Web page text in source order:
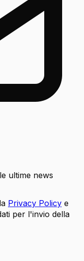
ultime news
Privacy Policy e
per l'invio della